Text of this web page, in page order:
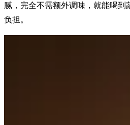
腻，完全不需额外调味，就能喝到
负担。